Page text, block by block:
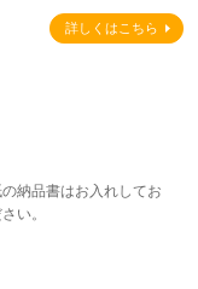
詳しくはこちら
納品書はお入れしてお
い。